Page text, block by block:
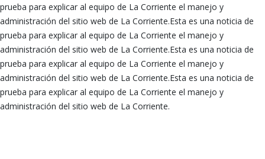
prueba para explicar al equipo de La Corriente el manejo y
administración del sitio web de La Corriente.Esta es una noticia de
prueba para explicar al equipo de La Corriente el manejo y
administración del sitio web de La Corriente.Esta es una noticia de
prueba para explicar al equipo de La Corriente el manejo y
administración del sitio web de La Corriente.Esta es una noticia de
prueba para explicar al equipo de La Corriente el manejo y
administración del sitio web de La Corriente.